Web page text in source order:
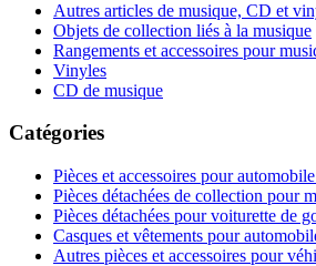
Autres articles de musique, CD et
Objets de collection liés à la musique
Rangements et accessoires pour
Vinyles
CD de musique
Catégories
Pièces et accessoires pour
Pièces détachées de collection pour
Pièces détachées pour voiturette de
Casques et vêtements pour
Autres pièces et accessoires pour